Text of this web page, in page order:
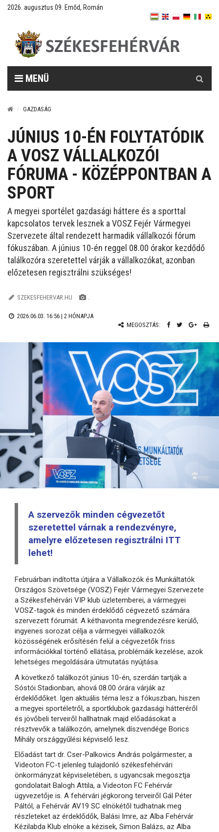
2026. augusztus 09. Emőd, Román
MENÜ
GAZDASÁG
JÚNIUS 10-ÉN FOLYTATÓDIK
A VOSZ VÁLLALKOZÓI
FÓRUMA - KÖZÉPPONTBAN A
SPORT
A megyei sportélet gazdasági háttere és a sporttal
kapcsolatos tervek lesznek a VOSZ Fejér Vármegyei
Szervezete által rendezett harmadik vállalkozói fórum
fókuszában. A június 10-én reggel 08.00 órakor kezdődő
találkozóra szeretettel várják a vállalkozókat, azonban
előzetesen regisztrálni szükséges!
SZEKESFEHERVAR.HU .
2026.06.03. 16:56 | 2 HÓNAPJA
MEGOSZTÁS:
A szervezők minden cégvezetőt
szeretettel várnak a rendezvényre,
amelyre előzetesen regisztrálni ITT
lehet!
Februárban indította útjára a Vállalkozók és Munkáltatók
Országos Szövetsége (VOSZ) Fejér Vármegyei Szervezete
a Székesfehérvári VIP klub üzletemberei, a vármegyei
VOSZ-tagok és minden érdeklődő cégvezető számára
szervezett fórumát. A kéthavonta megrendezésre kerülő,
ingyenes sorozat célja a vármegyei vállalkozók
közösségének erősítésén felül a cégvezetők friss
információkkal történő ellátása, problémáik kezelése, azok
lehetséges megoldására útmutatás nyújtása.
A következő találkozót június 10-én, szerdán tartják a
Sóstói Stadionban, ahová 08.00 órára várják az
érdeklődőket. Igen aktuális téma lesz a fókuszban, hiszen
a megyei sportéletről, a sportklubok gazdasági hátteréről
és jövőbeli terveiről hallhatnak majd előadásokat a
résztvevők a találkozón, amelynek díszvendége Borics
Mihály országgyűlési képviselő lesz.
Előadást tart dr. Cser-Palkovics András polgármester, a
Videoton FC-t jelenleg tulajdonló székesfehérvári
önkormányzat képviseletében, s ugyancsak megosztja
gondolatait Balogh Attila, a Videoton FC Fehérvár
ügyvezetője is. A fehérvári jégkorong terveiről Gál Péter
Páltól, a Fehérvár AV19 SC elnökétől tudhatnak meg
részleteket az érdeklődők, Balási Imre, az Alba Fehérvár
Kézilabda Klub elnöke a kézisek, Simon Balázs, az Alba